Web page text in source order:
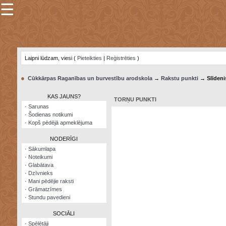
×
Šodienas
Visatcera
almanahs
☰
Laipni lūdzam, viesi ( Pieteikties | Reģistrēties )
● Cūkkārpas Raganības un burvestību arodskola→ Rakstu punkti→
KAS JAUNS?
· Sarunas
· Šodienas notikumi
· Kopš pēdējā apmeklējuma
NODERĪGI
· Sākumlapa
· Noteikumi
· Glabātava
· Dzīvnieks
· Mani pēdējie raksti
· Grāmatzīmes
· Stundu pavedieni
SOCIĀLI
· Spēlētāji
TORŅU PUNKTI